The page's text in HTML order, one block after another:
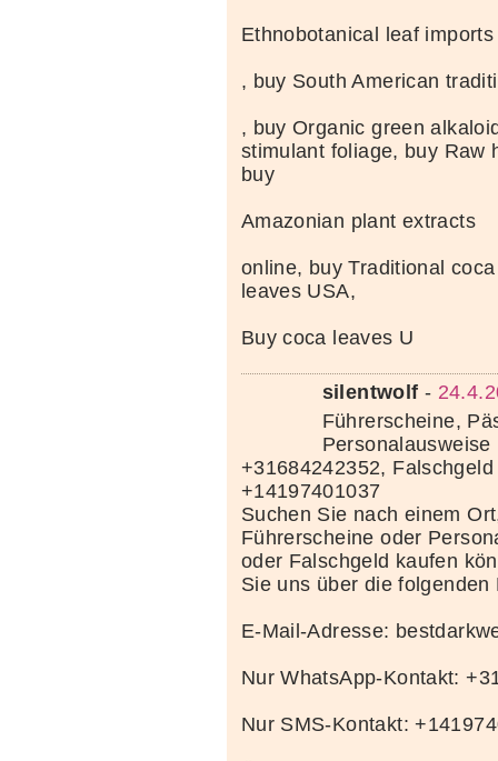
Ethnobotanical leaf imports
, buy South American
, buy Organic green
stimulant foliage, buy Raw
buy
Amazonian plant extracts
online, buy Traditional
leaves USA,
Buy coca leaves U
silentwolf -
Führerscheine,
+31684242352,
+14197401037
Suchen Sie nach einem
Führerscheine oder
oder Falschgeld kaufen
Sie uns über die folgenden
E-Mail-Adresse:
Nur WhatsApp-Kontakt:
Nur SMS-Kontakt: